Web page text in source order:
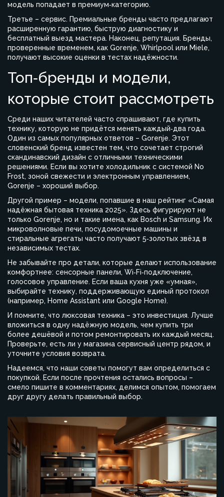
модель попадает в премиум‑категорию.
Третье – сервис. Премиальные бренды часто предлагают
расширенную гарантию, быструю диагностику и
бесплатный выезд мастера. Наконец, репутация. Бренды,
проверенные временем, как Gorenje, Whirlpool или Miele,
получают высокие оценки в тестах надёжности.
Топ‑бренды и модели,
которые стоит рассмотреть
Среди наших читателей часто спрашивают, где купить
технику, которую не придётся менять каждый‑два года.
Один из самых популярных ответов – Gorenje. Этот
словенский бренд известен тем, что сочетает строгий
скандинавский дизайн с отличными техническими
решениями. Если вы хотите холодильник с системой No
Frost, зоной свежести и электронным управлением,
Gorenje – хороший выбор.
Другой пример – модели, попавшие в наш рейтинг «Самая
надёжная бытовая техника 2025». Здесь фигурируют не
только Gorenje, но и такие имена, как Bosch и Samsung. Их
микроволновые печи, посудомоечные машины и
стиральные агрегаты часто получают 5‑золотых звёзд в
независимых тестах.
Не забывайте про детали, которые делают использование
комфортнее: сенсорные панели, Wi‑Fi‑подключение,
голосовое управление. Если ваша кухня уже «умная»,
выбирайте технику, поддерживающую единый протокол
(например, Home Assistant или Google Home).
И помните, что люксовая техника – это инвестиция. Лучше
вложиться в одну надёжную модель, чем купить три
более дешёвой и потом ремонтировать их каждый месяц.
Проверьте, есть ли у магазина сервисный центр рядом, и
уточните условия возврата.
Надеемся, что наши советы помогут вам определиться с
покупкой. Если после прочтения остались вопросы –
смело пишите в комментариях, делимся опытом, помогаем
друг другу делать правильный выбор.